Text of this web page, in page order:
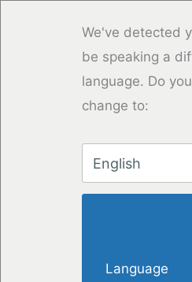
We've detected
be speaking a
language. Do
change to:
English